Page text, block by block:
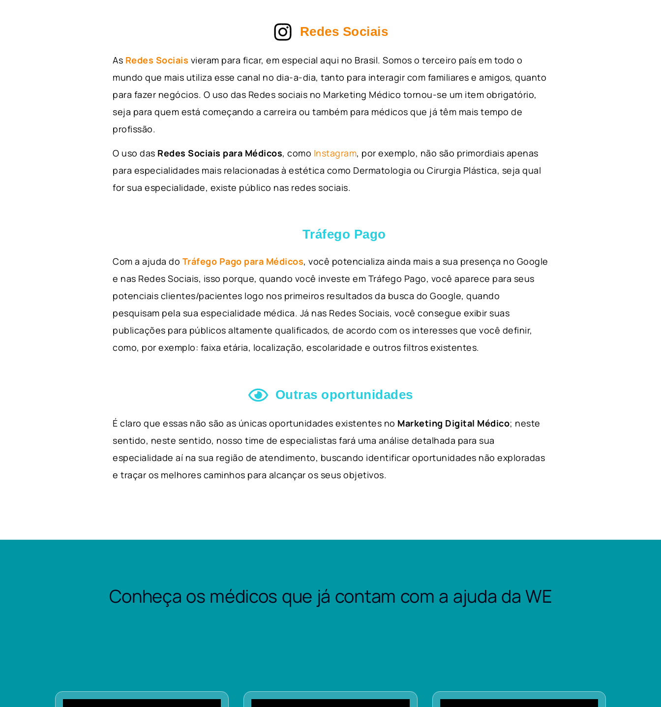
Redes Sociais
As Redes Sociais vieram para ficar, em especial aqui no Brasil. Somos o terceiro país em todo o
mundo que mais utiliza esse canal no dia-a-dia, tanto para interagir com familiares e amigos, quanto
para fazer negócios. O uso das Redes sociais no Marketing Médico tornou-se um item obrigatório,
seja para quem está começando a carreira ou também para médicos que já têm mais tempo de
profissão.
O uso das Redes Sociais para Médicos, como Instagram, por exemplo, não são primordiais apenas
para especialidades mais relacionadas à estética como Dermatologia ou Cirurgia Plástica, seja qual
for sua especialidade, existe público nas redes sociais.
Tráfego Pago
Com a ajuda do Tráfego Pago para Médicos, você potencializa ainda mais a sua presença no Google
e nas Redes Sociais, isso porque, quando você investe em Tráfego Pago, você aparece para seus
potenciais clientes/pacientes logo nos primeiros resultados da busca do Google, quando
pesquisam pela sua especialidade médica. Já nas Redes Sociais, você consegue exibir suas
publicações para públicos altamente qualificados, de acordo com os interesses que você definir,
como, por exemplo: faixa etária, localização, escolaridade e outros filtros existentes.
Outras oportunidades
É claro que essas não são as únicas oportunidades existentes no Marketing Digital Médico; neste
sentido, neste sentido, nosso time de especialistas fará uma análise detalhada para sua
especialidade aí na sua região de atendimento, buscando identificar oportunidades não exploradas
e traçar os melhores caminhos para alcançar os seus objetivos.
Conheça os médicos que já contam com a ajuda da WE